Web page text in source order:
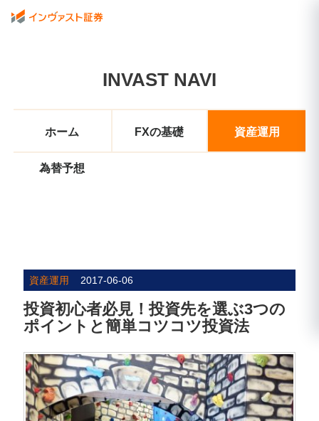
INVAST NAVI
ホーム FXの基礎 資産運用
為替予想
資産運用 2017-06-06
投資初心者必見！投資先を選ぶ3つの
ポイントと簡単コツコツ投資法